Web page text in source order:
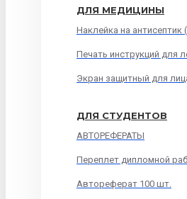
ДЛЯ МЕДИЦИНЫ
Наклейка на антисептик
Печать инструкций для
Экран защитный для
ДЛЯ СТУДЕНТОВ
АВТОРЕФЕРАТЫ
Переплет дипломной
Автореферат 100 шт.